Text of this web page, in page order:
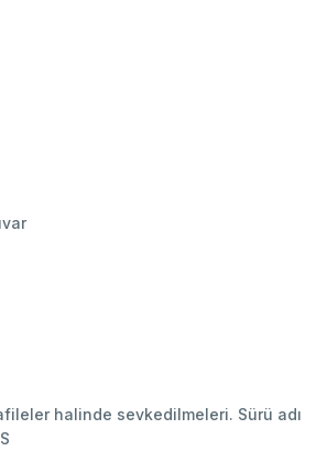
halinde sevkedilmeleri. Sürü adı